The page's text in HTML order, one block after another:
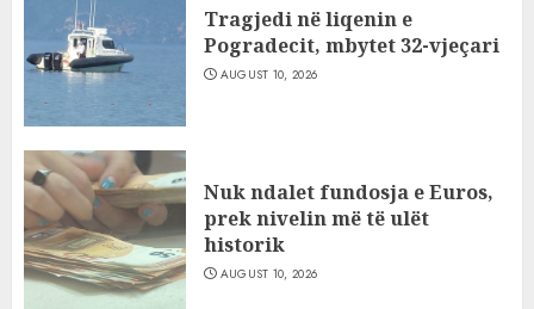
Tragjedi në liqenin e
Pogradecit, mbytet 32-vjeçari
AUGUST 10, 2026
Nuk ndalet fundosja e Euros,
prek nivelin më të ulët
historik
AUGUST 10, 2026